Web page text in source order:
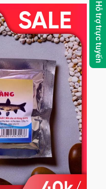
Hỗ trợ trực tuyến